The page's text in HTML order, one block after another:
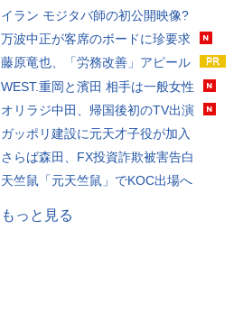
イラン モジタバ師の初公開映像?
万波中正が客席のボードに珍要求
藤原竜也、「労務改善」アピール
WEST.重岡と濱田 相手は一般女性
オリラジ中田、帰国後初のTV出演
ガッポリ建設に元天才子役が加入
さらば森田、FX投資詐欺被害告白
天竺鼠「元天竺鼠」でKOC出場へ
もっと見る